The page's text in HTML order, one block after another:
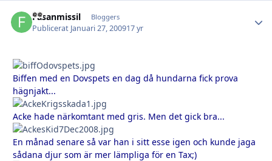
Fasanmissil Bloggers
Publicerat Januari 27, 200917 yr
Biffen med en Dovspets en dag då hundarna fick prova
hägnjakt...
Acke hade närkomtant med gris. Men det gick bra...
En månad senare så var han i sitt esse igen och kunde jaga
sådana djur som är mer lämpliga för en Tax;)